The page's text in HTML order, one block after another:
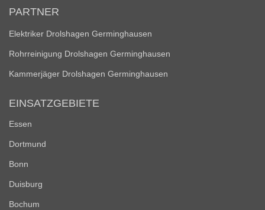
PARTNER
Elektriker Drolshagen Germinghausen
Rohrreinigung Drolshagen Germinghausen
Kammerjäger Drolshagen Germinghausen
EINSATZGEBIETE
Essen
Dortmund
Bonn
Duisburg
Bochum